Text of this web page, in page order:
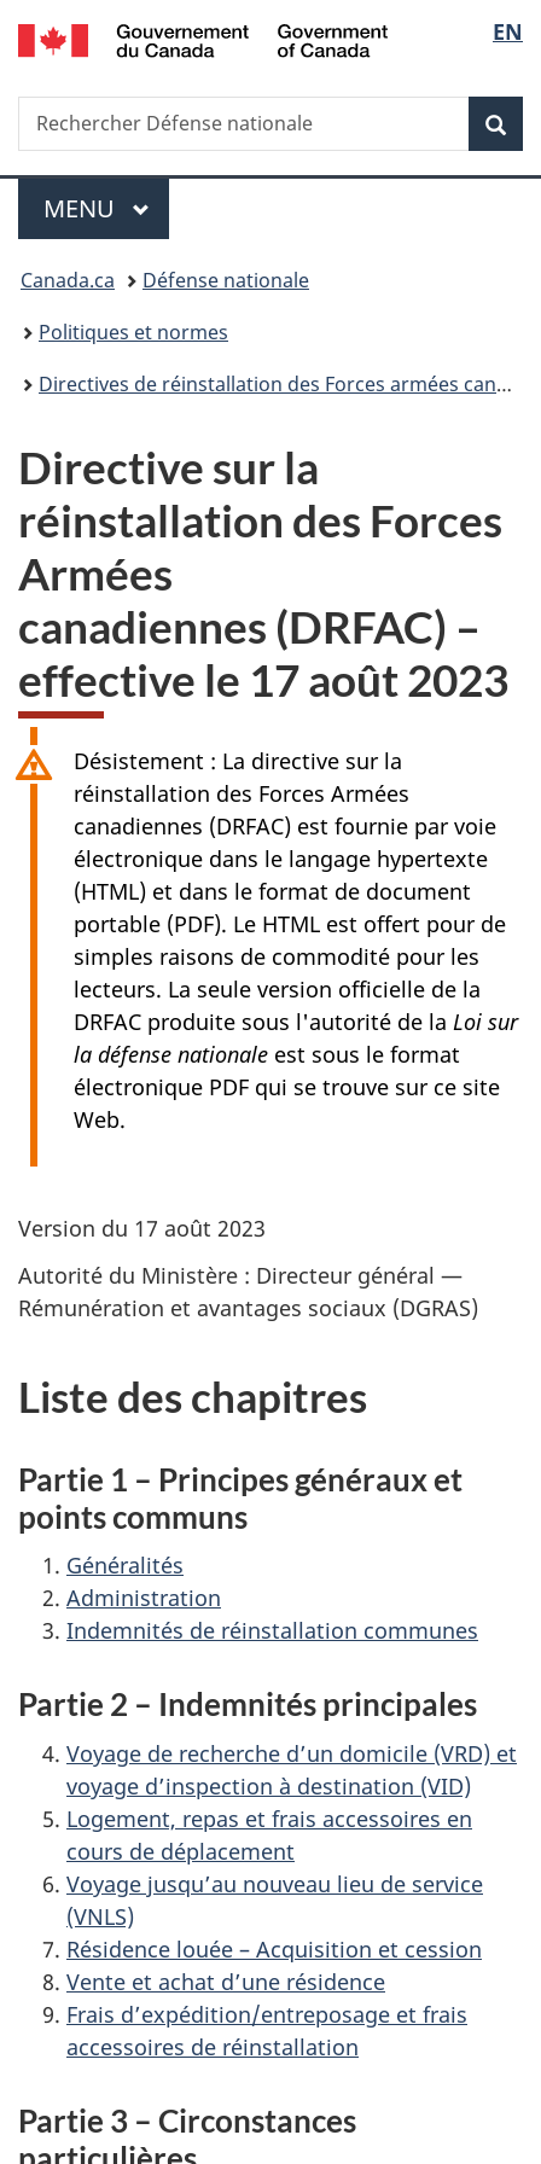
Passer
au
principal
Passer
à
Au
du
Passer
à
version
simplifiée
de
la
EN
Recherche
Rechercher
Défense
Menu
MENU PRINCIPAL
Vous
êtes
ici :
Canada.ca
Défense nationale
Politiques et normes
Directives de réinstallation des Forces armées canadiennes
Directive sur la
réinstallation des Forces
Armées
canadiennes (DRFAC) –
effective le 17 août 2023
Désistement : La directive sur la
réinstallation des Forces Armées
canadiennes (DRFAC) est fournie par voie
électronique dans le langage hypertexte
(HTML) et dans le format de document
portable (PDF). Le HTML est offert pour de
simples raisons de commodité pour les
lecteurs. La seule version officielle de la
DRFAC produite sous l'autorité de la Loi sur
la défense nationale est sous le format
électronique PDF qui se trouve sur ce site
Web.
Version du 17 août 2023
Autorité du Ministère : Directeur général —
Rémunération et avantages sociaux (DGRAS)
Liste des chapitres
Partie 1 – Principes généraux et
points communs
Généralités
Administration
Indemnités de réinstallation communes
Partie 2 – Indemnités principales
Voyage de recherche d’un domicile (VRD) et
voyage d’inspection à destination (VID)
Logement, repas et frais accessoires en
cours de déplacement
Voyage jusqu’au nouveau lieu de service
(VNLS)
Résidence louée – Acquisition et cession
Vente et achat d’une résidence
Frais d’expédition/entreposage et frais
accessoires de réinstallation
Partie 3 – Circonstances